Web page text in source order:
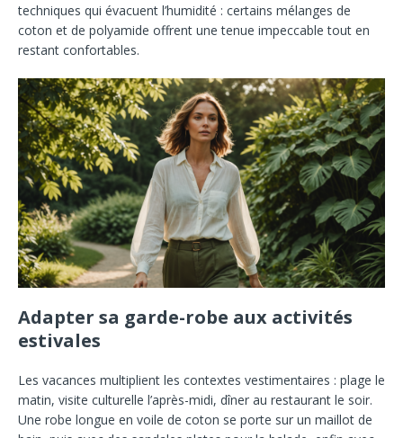
techniques qui évacuent l’humidité : certains mélanges de
coton et de polyamide offrent une tenue impeccable tout en
restant confortables.
Adapter sa garde-robe aux activités
estivales
Les vacances multiplient les contextes vestimentaires : plage le
matin, visite culturelle l’après-midi, dîner au restaurant le soir.
Une robe longue en voile de coton se porte sur un maillot de